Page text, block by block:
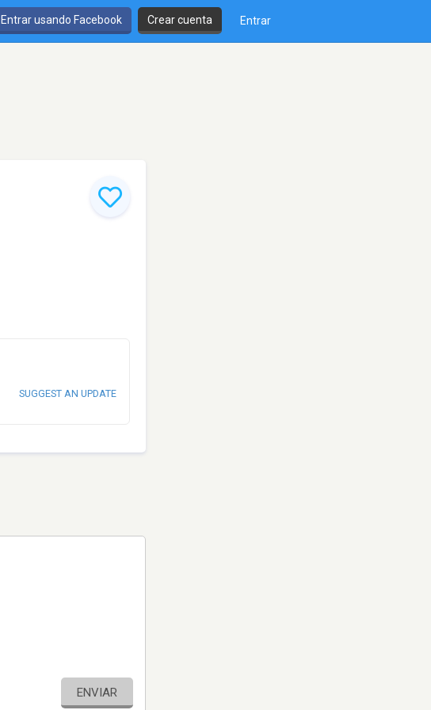
Entrar usando Facebook Crear cuenta Entrar
SUGGEST AN UPDATE
ENVIAR